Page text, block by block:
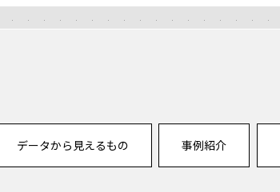
データから見えるもの 事例紹介